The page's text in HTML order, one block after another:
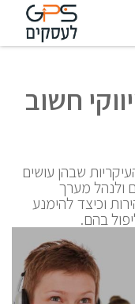
חשוב
שבהן עושים
ולנהל מערך
וכיצד להימנע
בהם.